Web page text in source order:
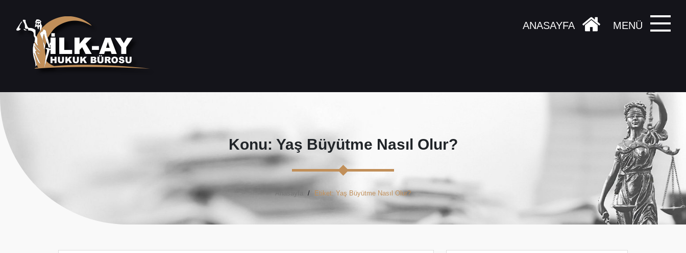
MENÜ
ANASAYFA
Konu: Yaş Büyütme Nasıl Olur?
Anasayfa Etiket: Yaş Büyütme Nasıl Olur?